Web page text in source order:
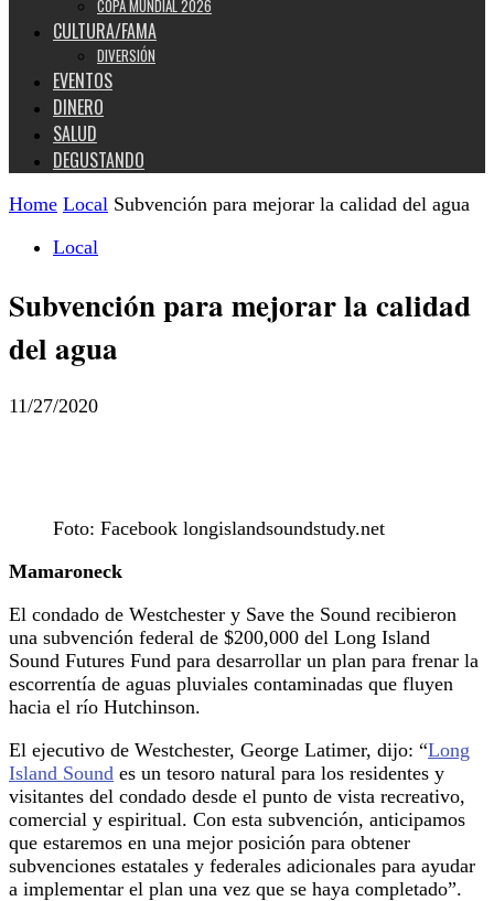
COPA MUNDIAL 2026
CULTURA/FAMA
DIVERSIÓN
EVENTOS
DINERO
SALUD
DEGUSTANDO
Home Local Subvención para mejorar la calidad del agua
Local
Subvención para mejorar la calidad
del agua
11/27/2020
Foto: Facebook longislandsoundstudy.net
Mamaroneck
El condado de Westchester y Save the Sound recibieron
una subvención federal de $200,000 del Long Island
Sound Futures Fund para desarrollar un plan para frenar la
escorrentía de aguas pluviales contaminadas que fluyen
hacia el río Hutchinson.
El ejecutivo de Westchester, George Latimer, dijo: “Long
Island Sound es un tesoro natural para los residentes y
visitantes del condado desde el punto de vista recreativo,
comercial y espiritual. Con esta subvención, anticipamos
que estaremos en una mejor posición para obtener
subvenciones estatales y federales adicionales para ayudar
a implementar el plan una vez que se haya completado”.